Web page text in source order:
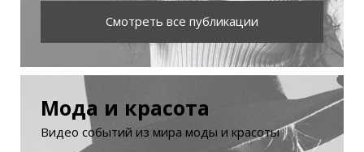
Смотреть все публикации
Мода и красота
Видео событий из мира моды и красоты